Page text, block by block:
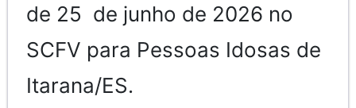
de 25 de junho de 2026 no
SCFV para Pessoas Idosas de
Itarana/ES.